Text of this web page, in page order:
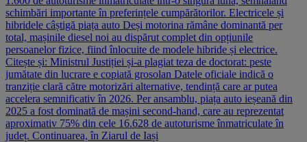
schimbări importante în preferințele cumpărătorilor. Electricele și
hibridele câștigă piața auto Deși motorina rămâne dominantă per
total, mașinile diesel noi au dispărut complet din opțiunile
persoanelor fizice, fiind înlocuite de modele hibride și electrice.
Citește și: Ministrul Justiției și-a plagiat teza de doctorat: peste
jumătate din lucrare e copiată grosolan Datele oficiale indică o
tranziție clară către motorizări alternative, tendință care ar putea
accelera semnificativ în 2026. Per ansamblu, piața auto ieșeană din
2025 a fost dominată de mașini second-hand, care au reprezentat
aproximativ 75% din cele 16.628 de autoturisme înmatriculate în
județ. Continuarea, în Ziarul de Iași